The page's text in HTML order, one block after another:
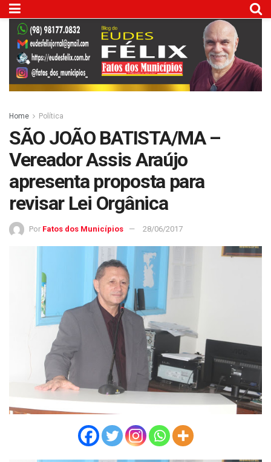
Home Política
SÃO JOÃO BATISTA/MA –
Vereador Assis Araújo
apresenta proposta para
revisar Lei Orgânica
Por Fatos dos Municípios 28/06/2017